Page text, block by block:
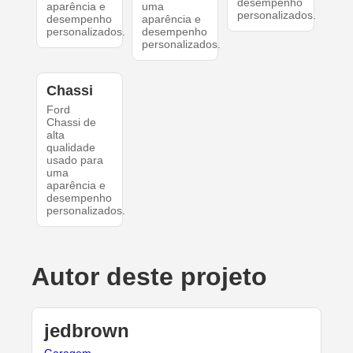
aparência e
desempenho
personalizados.
uma
aparência e
desempenho
personalizados.
personalizados.
Chassi
Ford
Chassi de
alta
qualidade
usado para
uma
aparência e
desempenho
personalizados.
Autor deste projeto
jedbrown